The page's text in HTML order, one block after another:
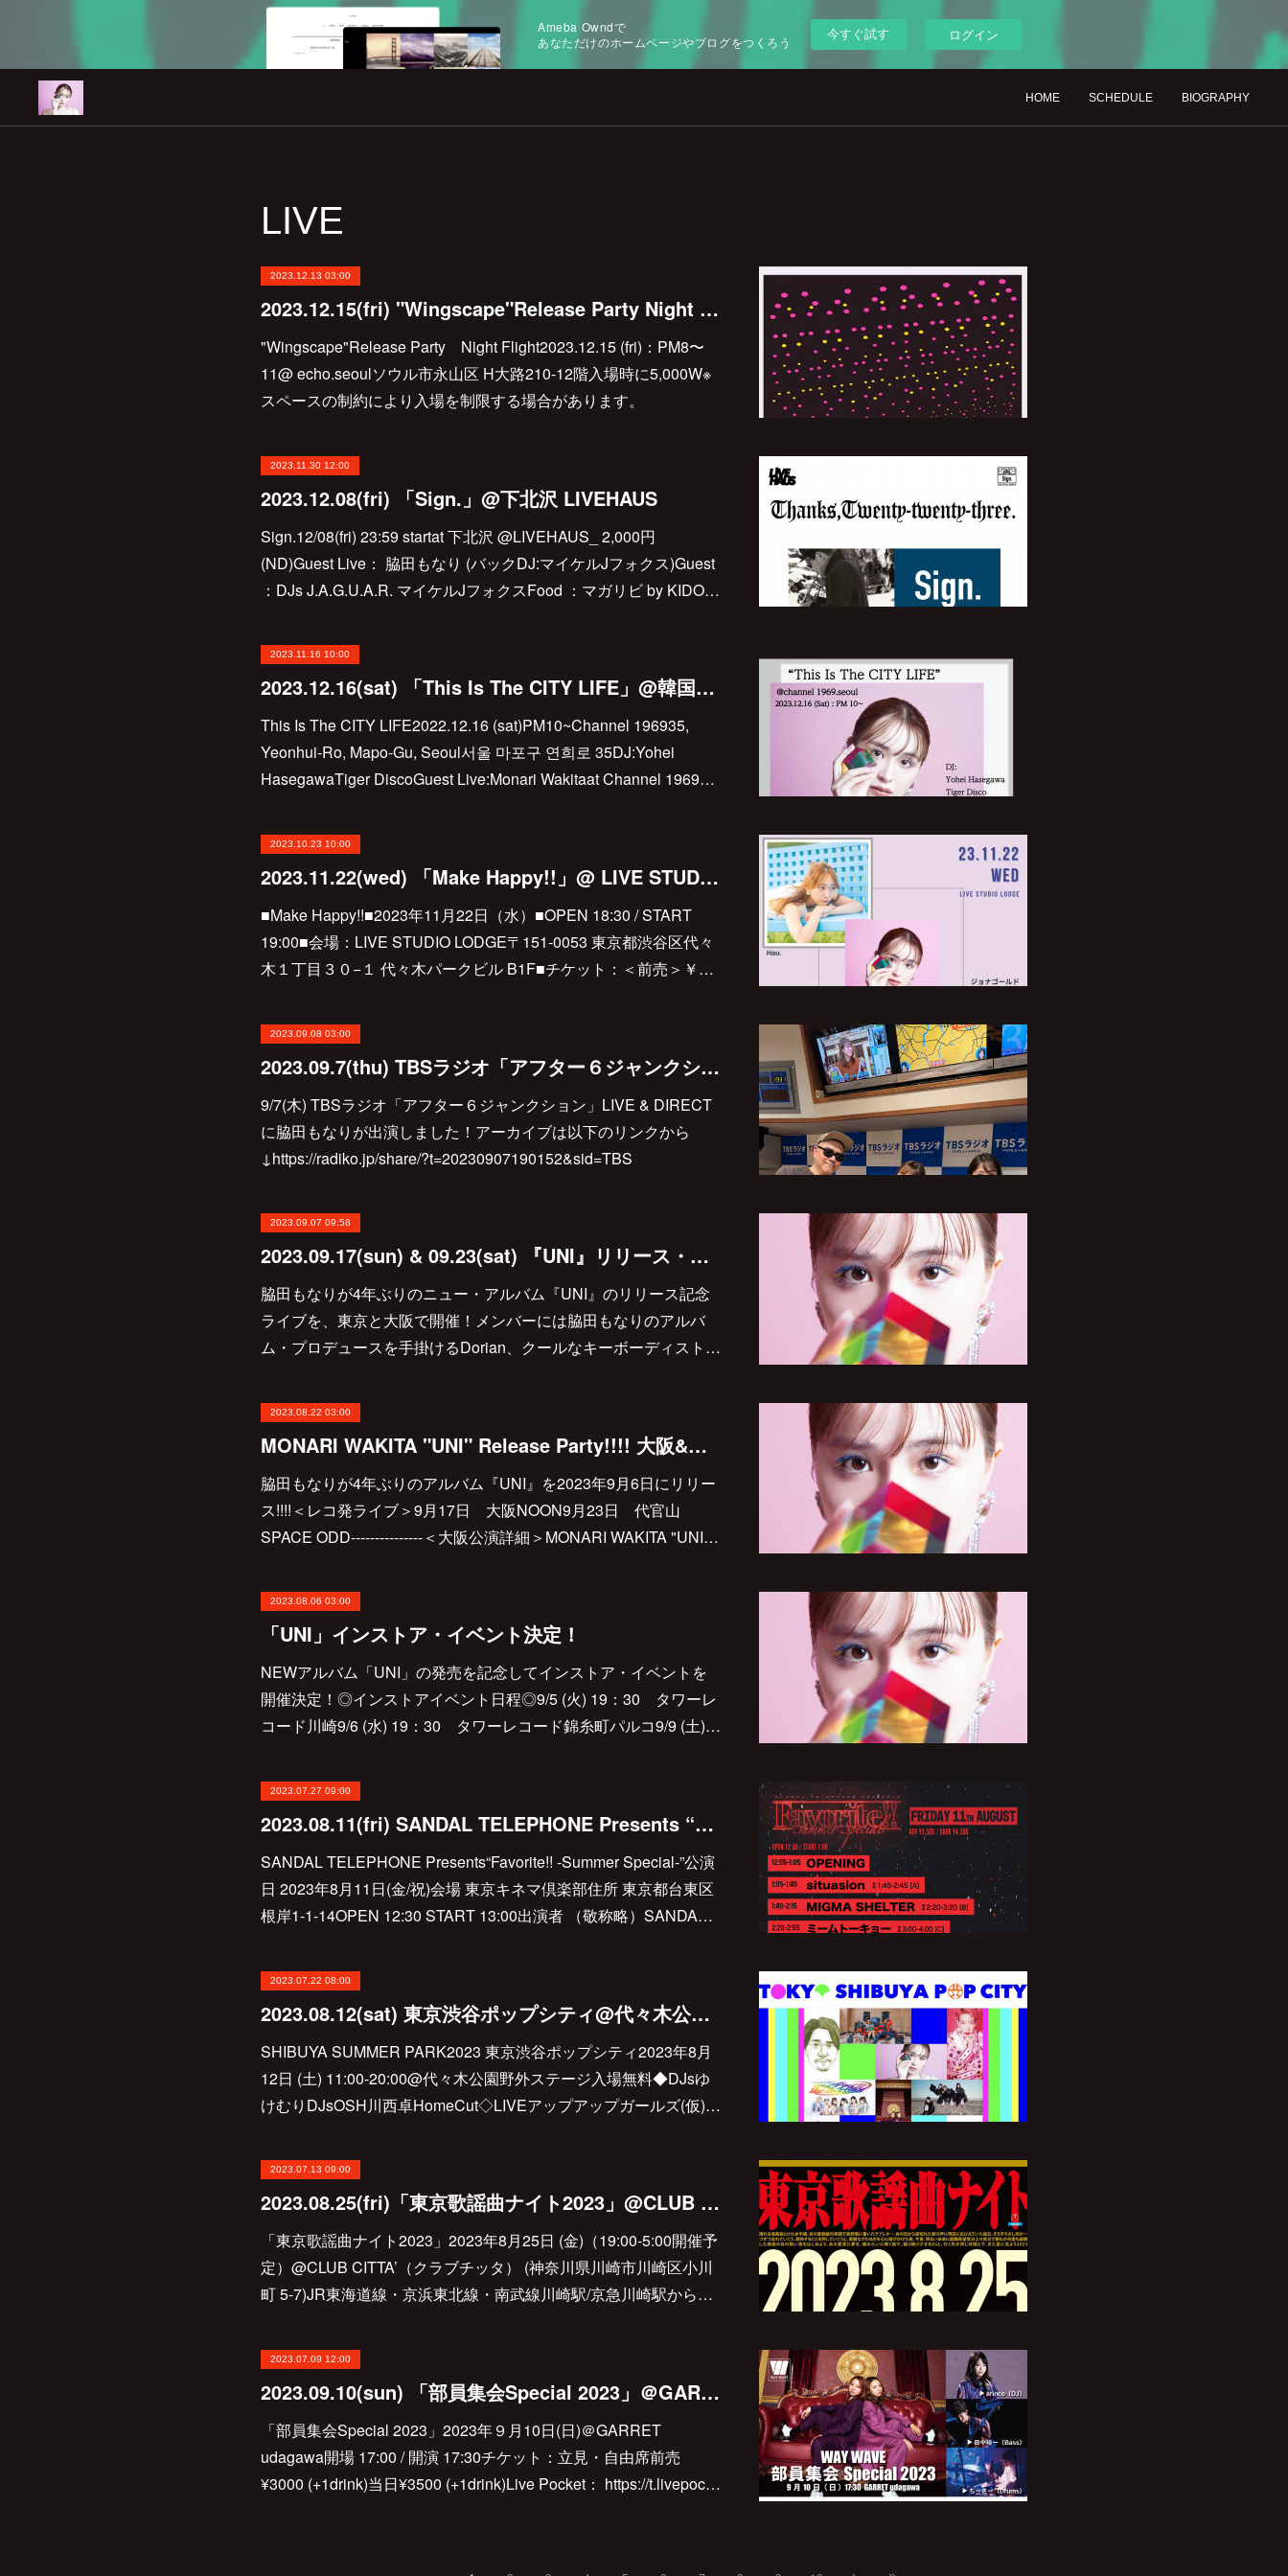
Ameba Owndで
あなただけのホームページやブログをつくろう
今すぐ試す ログイン
HOME SCHEDULE BIOGRAPHY
LIVE
2023.12.13 03:00
2023.12.15(fri) "Wingscape"Release Party Night Flight @echo.seoul
"Wingscape"Release Party Night Flight2023.12.15 (fri)：PM8〜
11@ echo.seoulソウル市永山区 H大路210-12階入場時に5,000W※
スペースの制約により入場を制限する場合があります。
2023.11.30 12:00
2023.12.08(fri) 「Sign.」@下北沢 LIVEHAUS
Sign.12/08(fri) 23:59 startat 下北沢 @LIVEHAUS_ 2,000円
(ND)Guest Live： 脇田もなり (バックDJ:マイケルJフォクス)Guest
：DJs J.A.G.U.A.R. マイケルJフォクスFood ：マガリビ by KIDO…
2023.11.16 10:00
2023.12.16(sat) 「This Is The CITY LIFE」@韓国Channel 1969
This Is The CITY LIFE2022.12.16 (sat)PM10~Channel 196935,
Yeonhui-Ro, Mapo-Gu, Seoul서울 마포구 연희로 35DJ:Yohei
HasegawaTiger DiscoGuest Live:Monari Wakitaat Channel 1969…
2023.10.23 10:00
2023.11.22(wed) 「Make Happy!!」@ LIVE STUDIO LODGE
■Make Happy!!■2023年11月22日（水）■OPEN 18:30 / START
19:00■会場：LIVE STUDIO LODGE〒151-0053 東京都渋谷区代々
木１丁目３０−１ 代々木パークビル B1F■チケット：＜前売＞￥…
2023.09.08 03:00
2023.09.7(thu) TBSラジオ「アフター６ジャンクション」LIVE & DIRECT 脇田もなり出演！※アーカイブあり
9/7(木) TBSラジオ「アフター６ジャンクション」LIVE & DIRECT
に脇田もなりが出演しました！アーカイブは以下のリンクから
↓https://radiko.jp/share/?t=20230907190152&sid=TBS
2023.09.07 09:58
2023.09.17(sun) & 09.23(sat) 『UNI』リリース・イベント開催！
脇田もなりが4年ぶりのニュー・アルバム『UNI』のリリース記念
ライブを、東京と大阪で開催！メンバーには脇田もなりのアルバ
ム・プロデュースを手掛けるDorian、クールなキーボーディスト…
2023.08.22 03:00
MONARI WAKITA "UNI" Release Party!!!! 大阪&東京
脇田もなりが4年ぶりのアルバム『UNI』を2023年9月6日にリリー
ス!!!!＜レコ発ライブ＞9月17日 大阪NOON9月23日 代官山
SPACE ODD---------------＜大阪公演詳細＞MONARI WAKITA "UNI…
2023.08.06 03:00
「UNI」インストア・イベント決定！
NEWアルバム「UNI」の発売を記念してインストア・イベントを
開催決定！◎インストアイベント日程◎9/5 (火) 19：30 タワーレ
コード川崎9/6 (水) 19：30 タワーレコード錦糸町パルコ9/9 (土)…
2023.07.27 09:00
2023.08.11(fri) SANDAL TELEPHONE Presents “Favorite!! -Summer Special-”@東京キネマ倶楽部
SANDAL TELEPHONE Presents“Favorite!! -Summer Special-”公演
日 2023年8月11日(金/祝)会場 東京キネマ倶楽部住所 東京都台東区
根岸1-1-14OPEN 12:30 START 13:00出演者 （敬称略）SANDA…
2023.07.22 08:00
2023.08.12(sat) 東京渋谷ポップシティ@代々木公園野外ステージ
SHIBUYA SUMMER PARK2023 東京渋谷ポップシティ2023年8月
12日 (土) 11:00-20:00@代々木公園野外ステージ入場無料◆DJsゆ
けむりDJsOSH川西卓HomeCut◇LIVEアップアップガールズ(仮)…
2023.07.13 09:00
2023.08.25(fri)「東京歌謡曲ナイト2023」@CLUB CITTA’
「東京歌謡曲ナイト2023」2023年8月25日 (金)（19:00-5:00開催予
定）@CLUB CITTA’（クラブチッタ） (神奈川県川崎市川崎区小川
町 5-7)JR東海道線・京浜東北線・南武線川崎駅/京急川崎駅から…
2023.07.09 12:00
2023.09.10(sun) 「部員集会Special 2023」＠GARRET udagawa
「部員集会Special 2023」2023年９月10日(日)＠GARRET
udagawa開場 17:00 / 開演 17:30チケット：立見・自由席前売
¥3000 (+1drink)当日¥3500 (+1drink)Live Pocket： https://t.livepoc…